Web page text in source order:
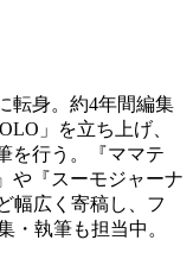
転身。約4年間編集
」を立ち上げ、
を行う。『ママテ
や『スーモジャーナ
幅広く寄稿し、フ
・執筆も担当中。